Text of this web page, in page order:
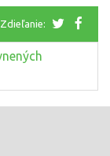
Zdieľanie: